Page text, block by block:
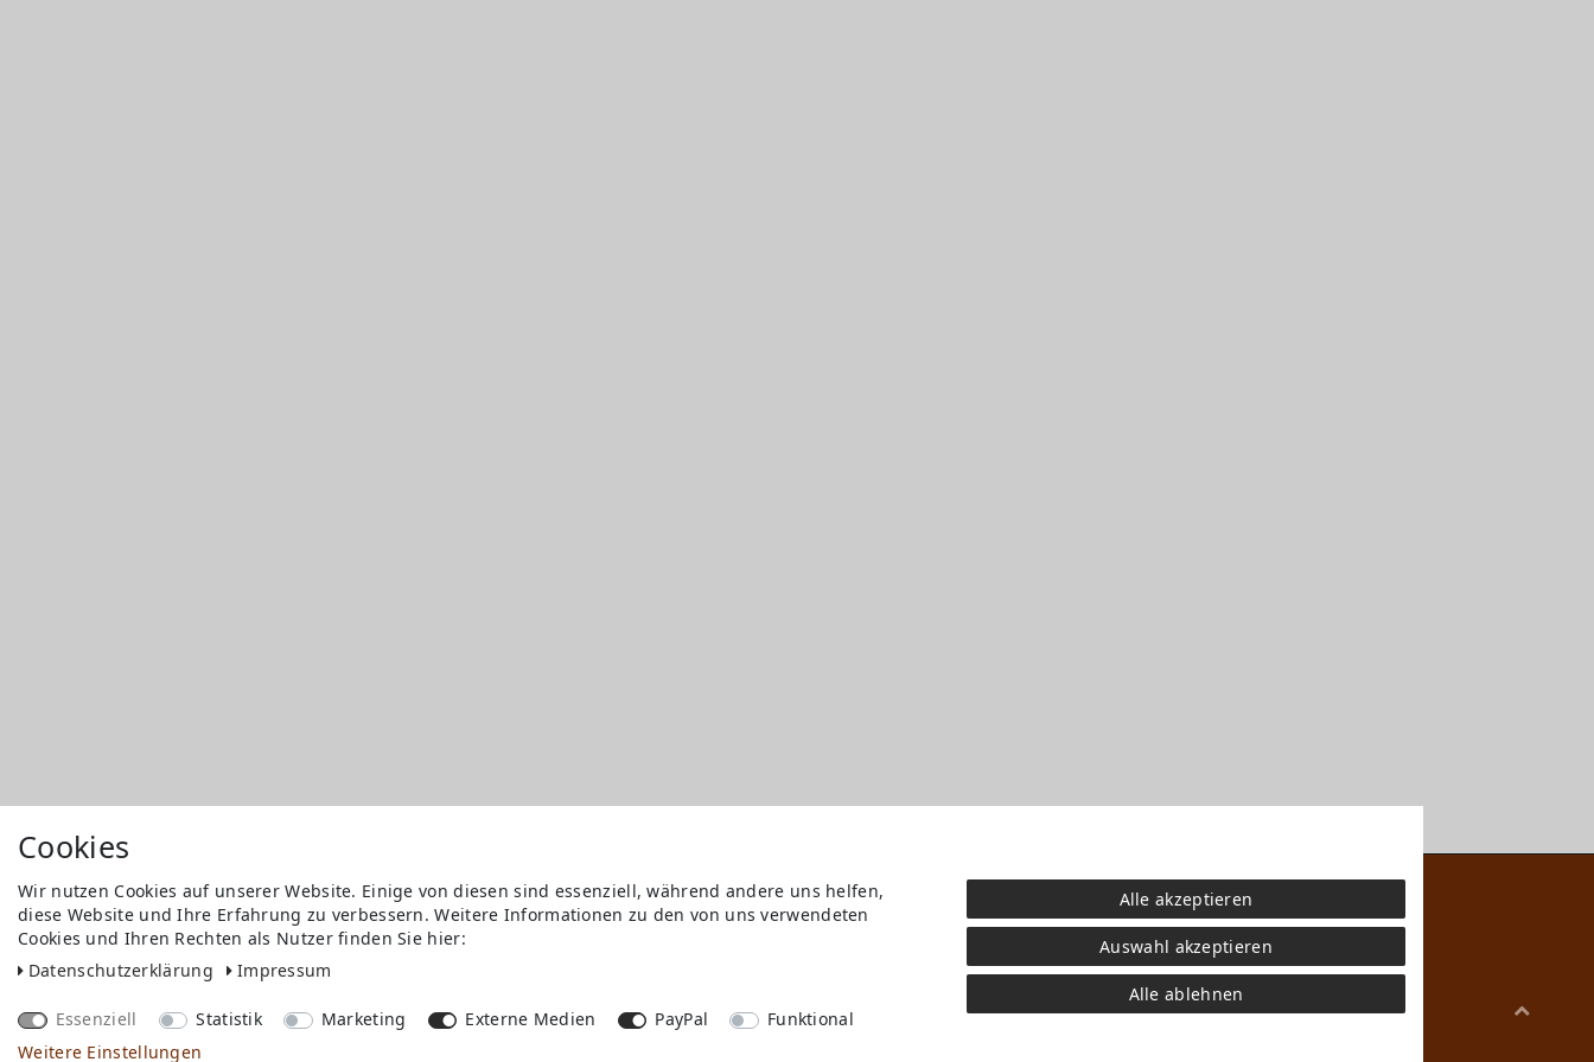
Versandkosten
Bezahlen
Widerrufs­recht
Store
FAQ
Daten­schutz­erklärung
Vertrag widerrufen
Mein Konto (anmelden)
Cookies
Wir nutzen Cookies auf unserer Website. Einige von diesen sind essenziell, während andere uns helfen,
diese Website und Ihre Erfahrung zu verbessern. Weitere Informationen zu den von uns verwendeten
Cookies und Ihren Rechten als Nutzer finden Sie hier:
Daten­schutz­erklärung
Impressum
Essenziell Statistik Marketing Externe Medien PayPal
Funktional
Weitere Einstellungen
Alle akzeptieren
Auswahl akzeptieren
Alle ablehnen